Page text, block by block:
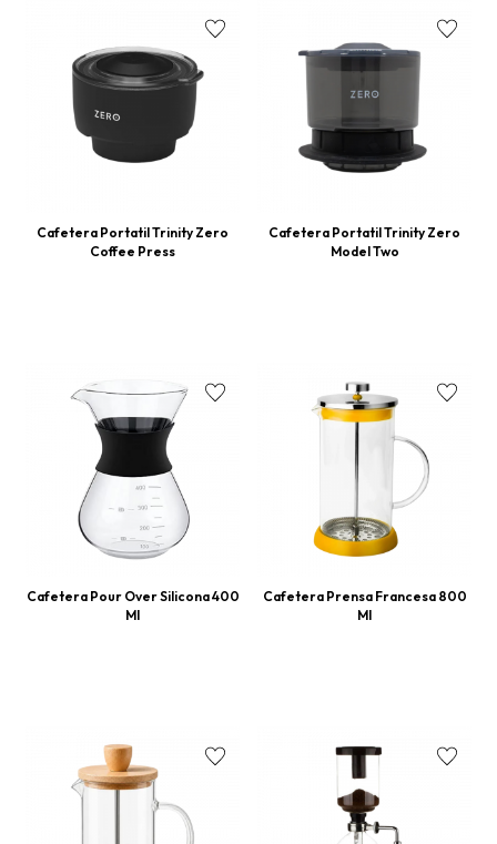
Cafetera Portatil Trinity Zero
Coffee Press
Cafetera Portatil Trinity Zero
Model Two
Cafetera Pour Over Silicona 400
Ml
Cafetera Prensa Francesa 800
Ml